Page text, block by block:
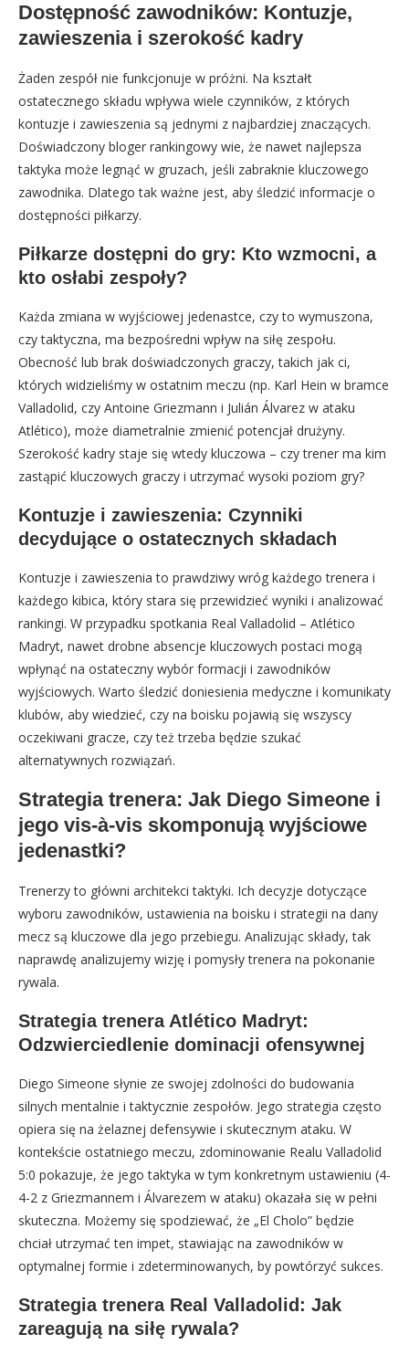
Dostępność zawodników: Kontuzje,
zawieszenia i szerokość kadry
Żaden zespół nie funkcjonuje w próżni. Na kształt
ostatecznego składu wpływa wiele czynników, z których
kontuzje i zawieszenia są jednymi z najbardziej znaczących.
Doświadczony bloger rankingowy wie, że nawet najlepsza
taktyka może legnąć w gruzach, jeśli zabraknie kluczowego
zawodnika. Dlatego tak ważne jest, aby śledzić informacje o
dostępności piłkarzy.
Piłkarze dostępni do gry: Kto wzmocni, a
kto osłabi zespoły?
Każda zmiana w wyjściowej jedenastce, czy to wymuszona,
czy taktyczna, ma bezpośredni wpływ na siłę zespołu.
Obecność lub brak doświadczonych graczy, takich jak ci,
których widzieliśmy w ostatnim meczu (np. Karl Hein w bramce
Valladolid, czy Antoine Griezmann i Julián Álvarez w ataku
Atlético), może diametralnie zmienić potencjał drużyny.
Szerokość kadry staje się wtedy kluczowa – czy trener ma kim
zastąpić kluczowych graczy i utrzymać wysoki poziom gry?
Kontuzje i zawieszenia: Czynniki
decydujące o ostatecznych składach
Kontuzje i zawieszenia to prawdziwy wróg każdego trenera i
każdego kibica, który stara się przewidzieć wyniki i analizować
rankingi. W przypadku spotkania Real Valladolid – Atlético
Madryt, nawet drobne absencje kluczowych postaci mogą
wpłynąć na ostateczny wybór formacji i zawodników
wyjściowych. Warto śledzić doniesienia medyczne i komunikaty
klubów, aby wiedzieć, czy na boisku pojawią się wszyscy
oczekiwani gracze, czy też trzeba będzie szukać
alternatywnych rozwiązań.
Strategia trenera: Jak Diego Simeone i
jego vis-à-vis skomponują wyjściowe
jedenastki?
Trenerzy to główni architekci taktyki. Ich decyzje dotyczące
wyboru zawodników, ustawienia na boisku i strategii na dany
mecz są kluczowe dla jego przebiegu. Analizując składy, tak
naprawdę analizujemy wizję i pomysły trenera na pokonanie
rywala.
Strategia trenera Atlético Madryt:
Odzwierciedlenie dominacji ofensywnej
Diego Simeone słynie ze swojej zdolności do budowania
silnych mentalnie i taktycznie zespołów. Jego strategia często
opiera się na żelaznej defensywie i skutecznym ataku. W
kontekście ostatniego meczu, zdominowanie Realu Valladolid
5:0 pokazuje, że jego taktyka w tym konkretnym ustawieniu (4-
4-2 z Griezmannem i Álvarezem w ataku) okazała się w pełni
skuteczna. Możemy się spodziewać, że „El Cholo” będzie
chciał utrzymać ten impet, stawiając na zawodników w
optymalnej formie i zdeterminowanych, by powtórzyć sukces.
Strategia trenera Real Valladolid: Jak
zareagują na siłę rywala?